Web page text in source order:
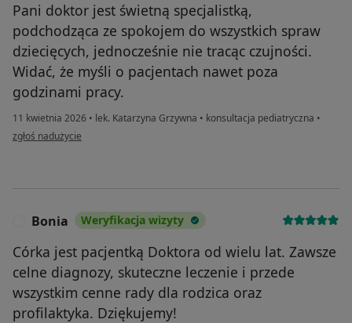
Pani doktor jest świetną specjalistką,
podchodząca ze spokojem do wszystkich spraw
dziecięcych, jednocześnie nie tracąc czujności.
Widać, że myśli o pacjentach nawet poza
godzinami pracy.
11 kwietnia 2026 • lek. Katarzyna Grzywna • konsultacja pediatryczna •
w opinii użytkownika AL
zgłoś nadużycie
Bonia Weryfikacja wizyty
Córka jest pacjentką Doktora od wielu lat. Zawsze
celne diagnozy, skuteczne leczenie i przede
wszystkim cenne rady dla rodzica oraz
profilaktyka. Dziękujemy!